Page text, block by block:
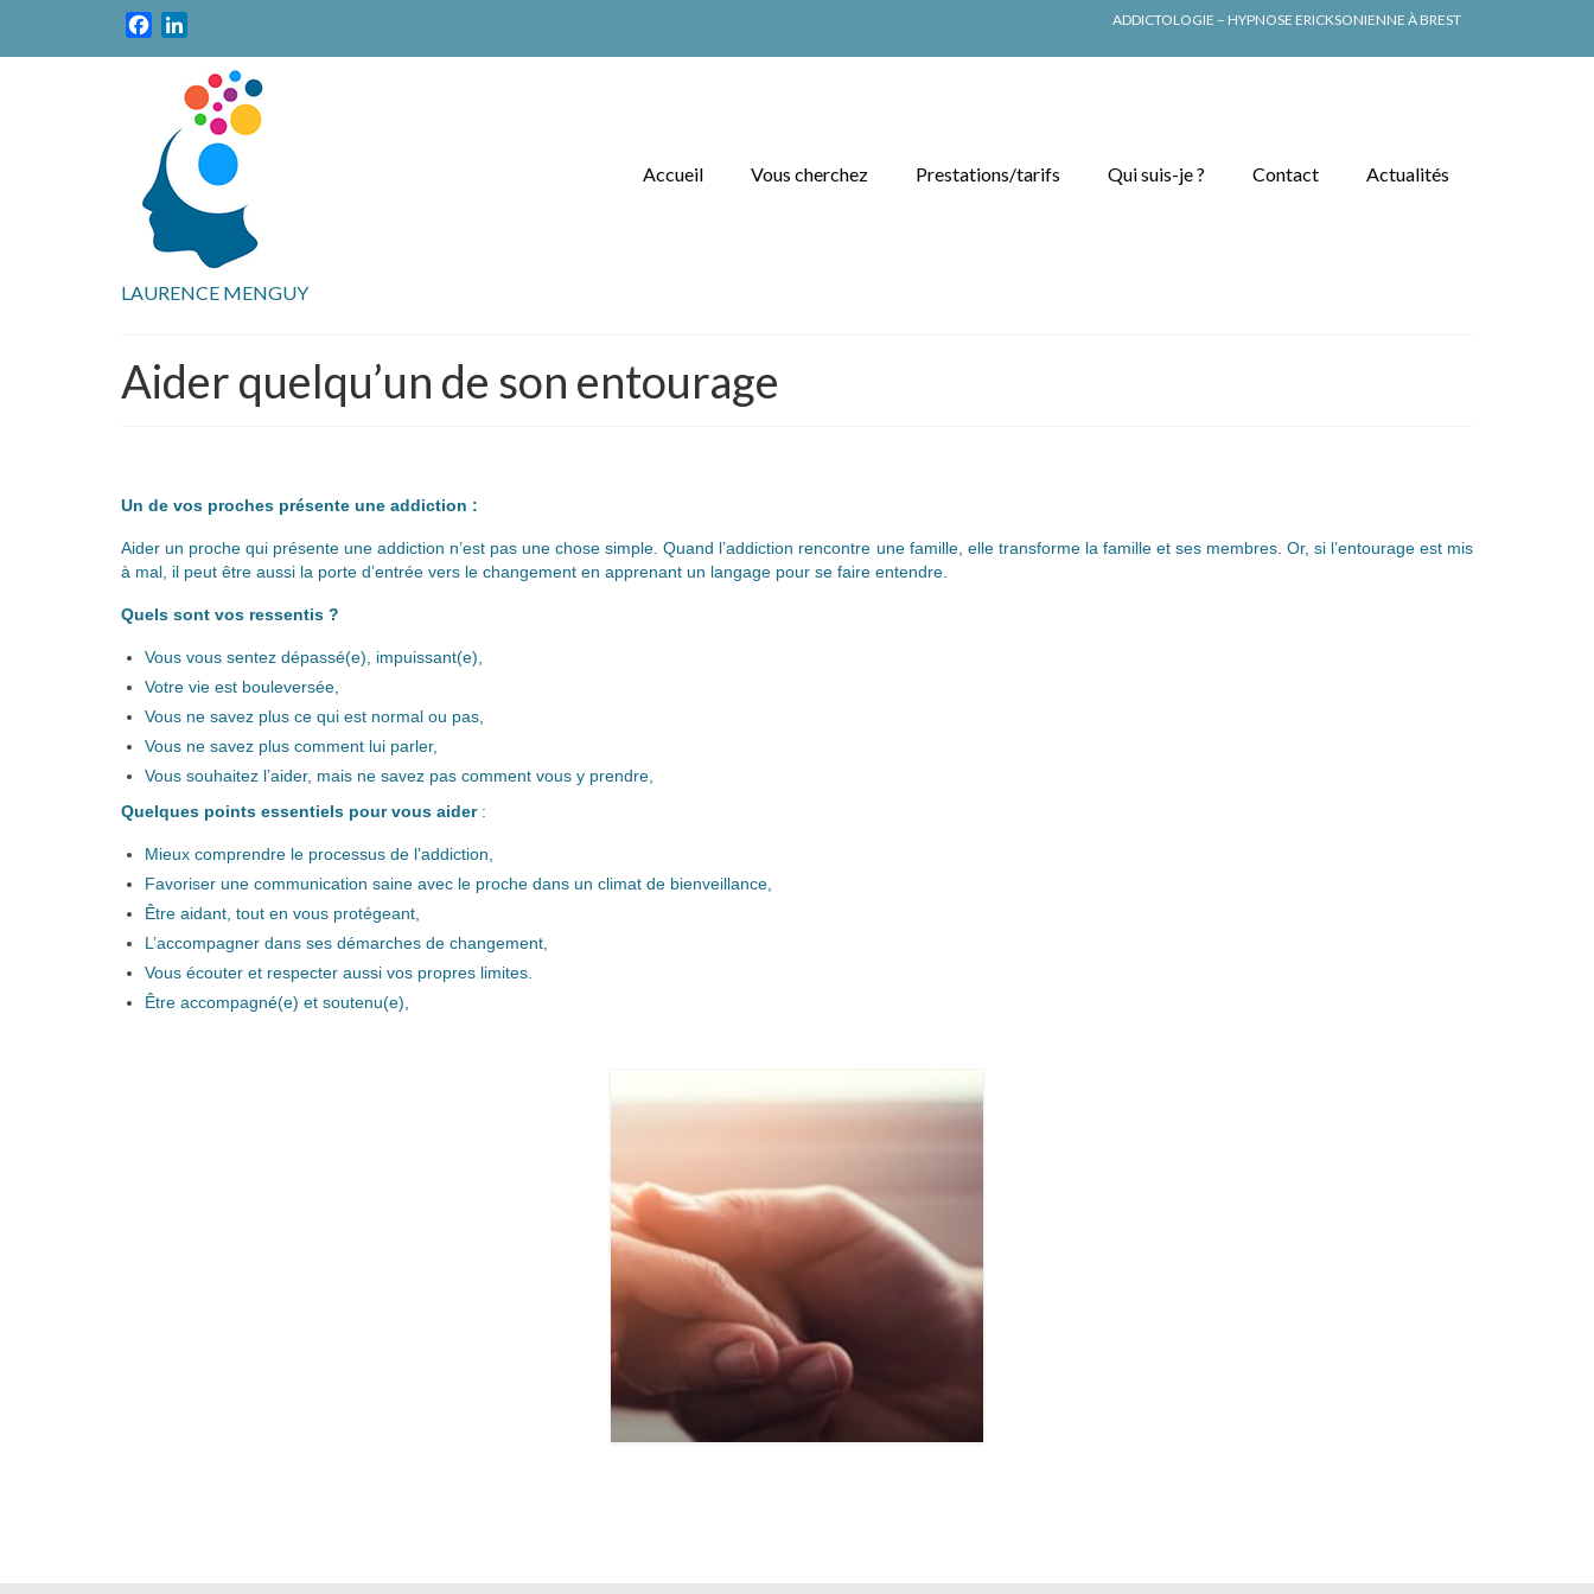
ADDICTOLOGIE – HYPNOSE ERICKSONIENNE À BREST
Facebook
LAURENCE MENGUY
Accueil Vous cherchez Prestations/tarifs Qui suis-je ? Contact Actualités
Aider quelqu’un de son entourage
Un de vos proches présente une addiction :
Aider un proche qui présente une addiction n’est pas une chose simple. Quand l’addiction rencontre une famille, elle transforme la famille et ses membres. Or, si l’entourage est mis
à mal, il peut être aussi la porte d’entrée vers le changement en apprenant un langage pour se faire entendre.
Quels sont vos ressentis ?
Vous vous sentez dépassé(e), impuissant(e),
Votre vie est bouleversée,
Vous ne savez plus ce qui est normal ou pas,
Vous ne savez plus comment lui parler,
Vous souhaitez l’aider, mais ne savez pas comment vous y prendre,
Quelques points essentiels pour vous aider:
Mieux comprendre le processus de l’addiction,
Favoriser une communication saine avec le proche dans un climat de bienveillance,
Être aidant, tout en vous protégeant,
L’accompagner dans ses démarches de changement,
Vous écouter et respecter aussi vos propres limites.
Être accompagné(e) et soutenu(e),